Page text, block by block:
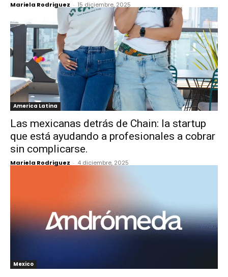
Mariela Rodriguez - 15 diciembre, 2025
America Latina
Las mexicanas detrás de Chain: la startup
que está ayudando a profesionales a cobrar
sin complicarse.
Mariela Rodriguez - 4 diciembre, 2025
Mexico